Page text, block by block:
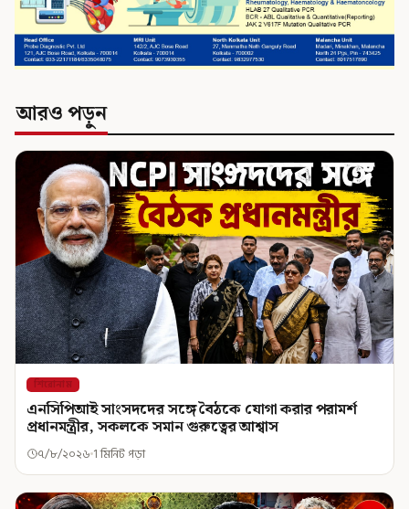
আরও পড়ুন
শিরোনাম
এনসিপিআই সাংসদদের সঙ্গে বৈঠকে যোগা করার পরামর্শ
প্রধানমন্ত্রীর, সকলকে সমান গুরুত্বের আশ্বাস
৭/৮/২০২৬ 1 মিনিট পড়া